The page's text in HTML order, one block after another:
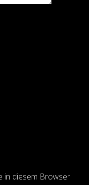
in diesem Browser